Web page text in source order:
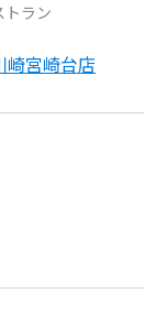
トラン
崎宮崎台店